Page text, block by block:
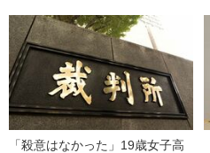
「殺意はなかった」19歳女子高